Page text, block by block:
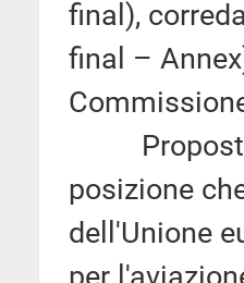
final),
final –
Proposta
posizione
dell'Unione